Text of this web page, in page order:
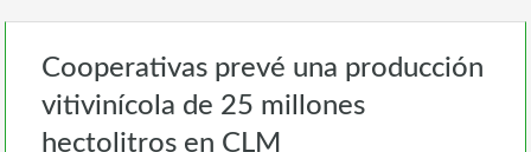
Cooperativas prevé una producción
vitivinícola de 25 millones
hectolitros en CLM